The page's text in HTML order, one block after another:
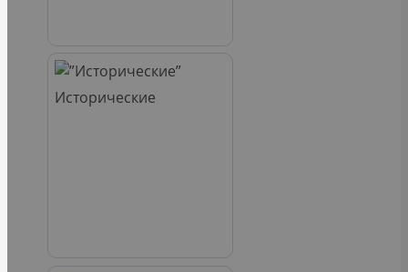
Исторические